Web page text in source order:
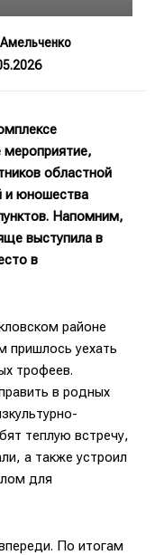
областной
и юношества
Напомним,
выступила в
в
районе
пришлось уехать
трофеев.
в родных
теплую встречу,
а также устроил
для
По итогам